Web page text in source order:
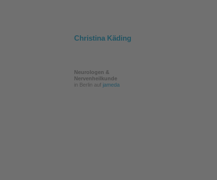
Christina Käding
Neurologen &
Nervenheilkunde
in Berlin auf jameda